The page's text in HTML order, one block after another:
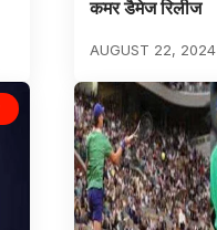
कमर डैमेज रिलीज
AUGUST 22, 2024